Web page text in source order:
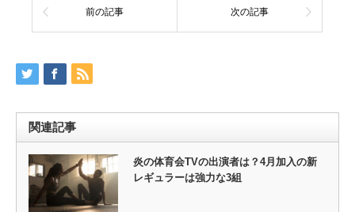
前の記事 次の記事
関連記事
炎の体育会TVの出演者は？4月加入の新
レギュラーは強力な3組